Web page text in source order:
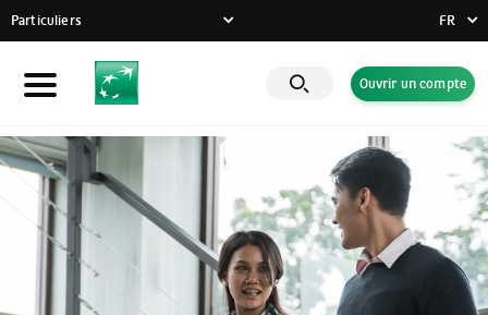
Particuliers
Particuliers
Entreprises
Banque Privée
Engagements RSE
Actualités
Solutions innovantes
FR
FR
DE
Ouvrir un compte